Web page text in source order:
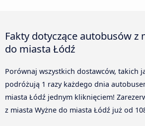
Fakty dotyczące autobusów z
do miasta Łódź
Porównaj wszystkich dostawców, takich
podróżują 1 razy każdego dnia
miasta Łódź jednym kliknięciem!
z miasta Wyżne do miasta Łódź już od